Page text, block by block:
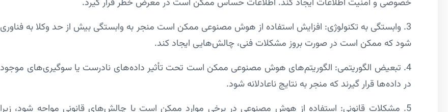
خصوصی و امنیت اطلاعات ایجاد کند. اطلاعات حساس ممکن است در معرض خطر قرار گیرد.
3. وابستگی به تکنولوژی: افزایش استفاده از هوش مصنوعی ممکن است منجر به وابستگی بیش از حد وکلا به فناوری
شود که ممکن است در صورت بروز مشکلات فنی، چالش‌هایی ایجاد کند.
4. تبعیض الگوریتمی: الگوریتم‌های هوش مصنوعی ممکن است تحت تأثیر داده‌های نادرست یا سوگیری‌های موجود
در داده‌ها قرار گیرند که منجر به نتایج ناعادلانه شود.
5. مشکلات قانونی: استفاده از هوش مصنوعی در برخی موارد ممکن است با چالش‌های قانونی مواجه شود، زیرا